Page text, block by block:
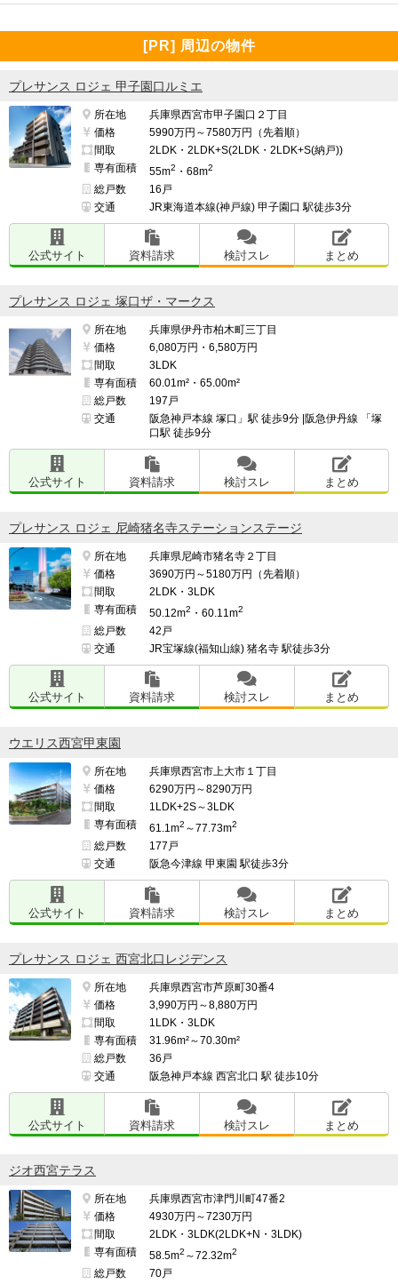
[PR] 周辺の物件
プレサンス ロジェ 甲子園口ルミエ
所在地
兵庫県西宮市甲子園口２丁目
価格
5990万円～7580万円（先着順）
間取
2LDK・2LDK+S(2LDK・2LDK+S(納戸))
専有面積
55m2 ・68m2
総戸数
16戸
交通
JR東海道本線(神戸線) 甲子園口 駅徒歩3分
公式サイト 資料請求 検討スレ まとめ
プレサンス ロジェ 塚口ザ・マークス
所在地
兵庫県伊丹市柏木町三丁目
価格
6,080万円・6,580万円
間取
3LDK
専有面積
60.01m²・65.00m²
総戸数
197戸
交通
阪急神戸本線 塚口」駅 徒歩9分 |阪急伊丹線 「塚
口駅 徒歩9分
公式サイト 資料請求 検討スレ まとめ
プレサンス ロジェ 尼崎猪名寺ステーションステージ
所在地
兵庫県尼崎市猪名寺２丁目
価格
3690万円～5180万円（先着順）
間取
2LDK・3LDK
専有面積
50.12m2 ・60.11m2
総戸数
42戸
交通
JR宝塚線(福知山線) 猪名寺 駅徒歩3分
公式サイト 資料請求 検討スレ まとめ
ウエリス西宮甲東園
所在地
兵庫県西宮市上大市１丁目
価格
6290万円～8290万円
間取
1LDK+2S～3LDK
専有面積
61.1m2 ～77.73m2
総戸数
177戸
交通
阪急今津線 甲東園 駅徒歩3分
公式サイト 資料請求 検討スレ まとめ
プレサンス ロジェ 西宮北口レジデンス
所在地
兵庫県西宮市芦原町30番4
価格
3,990万円～8,880万円
間取
1LDK・3LDK
専有面積
31.96m²～70.30m²
総戸数
36戸
交通
阪急神戸本線 西宮北口 駅 徒歩10分
公式サイト 資料請求 検討スレ まとめ
ジオ西宮テラス
所在地
兵庫県西宮市津門川町47番2
価格
4930万円～7230万円
間取
2LDK・3LDK(2LDK+N・3LDK)
専有面積
58.5m2 ～72.32m2
総戸数
70戸